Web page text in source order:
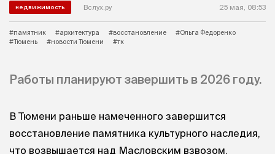
недвижимость Вслух.ру 25 мая, 08:53
#памятник #архитектура #восстановление
#Ольга Федоренко
#Тюмень
#новости Тюмени #тк
Работы планируют завершить в 2026 году.
В Тюмени раньше намеченного завершится
восстановление памятника культурного наследия,
что возвышается над Масловским взвозом,